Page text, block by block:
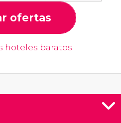
ofertas
hoteles baratos